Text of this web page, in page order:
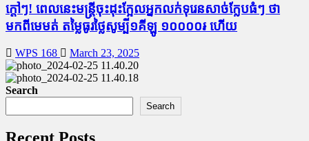
ក្តៅៗ! ពេលនេះមន្រ្តីចុះដុះក្អែលអ្នកលក់ទុរេនសាច់ក្លែបធំៗ ថា
មកពីមេមត់ តម្លៃធូរថ្លៃសូម្បី១គីឡូ ១០០០០៛ ហើយ
WPS 168 March 23, 2025
Search
Search